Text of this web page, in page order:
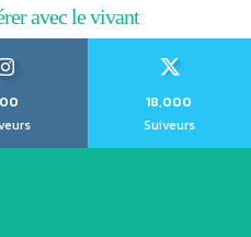
avec le vivant
18,000
Suiveurs